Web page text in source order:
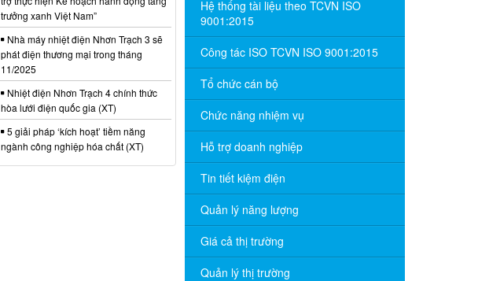
Hệ thống tài liệu theo TCVN ISO
9001:2015
Công tác ISO TCVN ISO 9001:2015
Tổ chức cán bộ
Chức năng nhiệm vụ
Hỗ trợ doanh nghiệp
Tin tiết kiệm điện
Quản lý năng lượng
Giá cả thị trường
Quản lý thị trường
trưởng xanh Việt Nam”
Nhà máy nhiệt điện Nhơn Trạch 3 sẽ
phát điện thương mại trong tháng
11/2025
Nhiệt điện Nhơn Trạch 4 chính thức
hòa lưới điện quốc gia (XT)
5 giải pháp ‘kích hoạt’ tiềm năng
ngành công nghiệp hóa chất (XT)